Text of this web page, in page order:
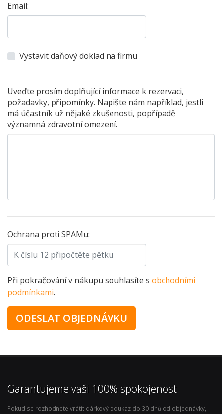
Email:
Vystavit daňový doklad na firmu
Uveďte prosím doplňující informace k rezervaci,
požadavky, připomínky. Napište nám například, jestli
má účastník už nějaké zkušenosti, popřípadě
významná zdravotní omezení.
Ochrana proti SPAMu:
Při pokračování v nákupu souhlasíte s obchodními
podmínkami.
Garantujeme vaši 100% spokojenost
Pokud se rozhodnete vrátit dárkový poukaz do 30 dnů od objednávky,